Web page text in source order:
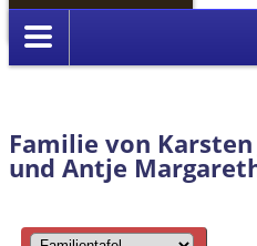
Anmelden
Familie von
und Antje